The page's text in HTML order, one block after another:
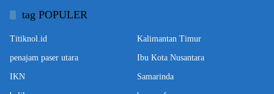
tag POPULER
Titiknol.id Kalimantan Timur
penajam paser utara Ibu Kota Nusantara
IKN Samarinda